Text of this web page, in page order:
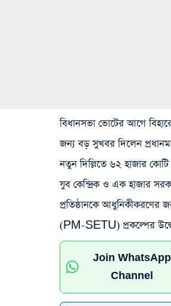
বিধানসভা ভোটের আগে
জন্য বড় সুখবর দিলেন
নতুন দিল্লিতে ৬২ হাজার কোটি
যুব কেন্দ্রিক ও এক হাজার
প্রতিষ্ঠানকে আধুনিকীকরণের
(PM-SETU) প্রকল্পের
Join WhatsApp
Channel